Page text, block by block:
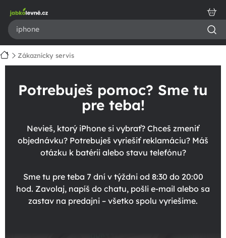
obsah
DomovZákaznícky servis
Potrebuješ pomoc? Sme tu
pre teba!
Nevieš, ktorý iPhone si vybrať? Chceš zmeniť
objednávku? Potrebuješ vyriešiť reklamáciu? Máš
otázku k batérii alebo stavu telefónu?
Sme tu pre teba 7 dní v týždni od 8:30 do 20:00
hod. Zavolaj, napíš do chatu, pošli e-mail alebo sa
zastav na predajni – všetko spolu vyriešime.